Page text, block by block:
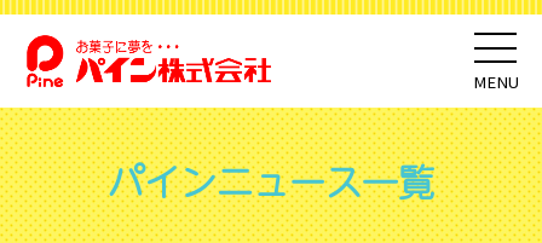
MENU
パインニュース一覧